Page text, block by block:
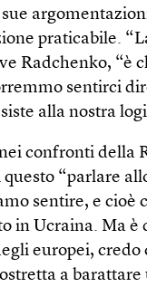
praticabile.
Radchenko, “è
sentirci
alla nostra
confronti della
“parlare
sentire, e cioè
in Ucraina. Ma è
europei, credo
a